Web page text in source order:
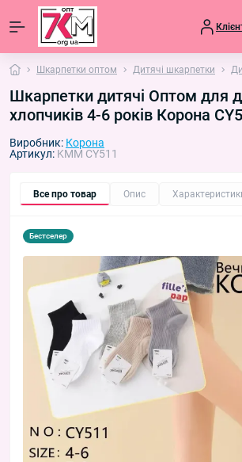
Шкарпетки оптом Дитячі шкарпетки
Шкарпетки дитячі Оптом для
хлопчиків 4-6 років Корона
Виробник: Корона
Артикул: KMM CY511
Все про товар Опис
Бестселер